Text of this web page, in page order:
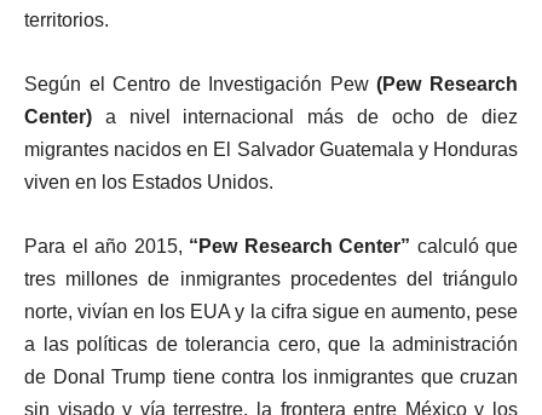
territorios.
Según el Centro de Investigación Pew(Pew Research
Center) a nivel internacional más de ocho de diez
migrantes nacidos en El Salvador Guatemala y Honduras
viven en los Estados Unidos.
Para el año 2015, “Pew Research Center” calculó que
tres millones de inmigrantes procedentes del triángulo
norte, vivían en los EUA y la cifra sigue en aumento, pese
a las políticas de tolerancia cero, que la administración
de Donal Trump tiene contra los inmigrantes que cruzan
sin visado y vía terrestre, la frontera entre México y los